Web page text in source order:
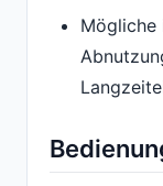
Mögliche